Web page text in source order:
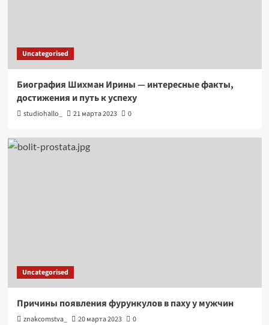
Uncategorised
Биография Шихман Ирины — интересные факты,
достижения и путь к успеху
studiohallo_ 21 марта 2023 0
Uncategorised
Причины появления фурункулов в паху у мужчин
znakcomstva_ 20 марта 2023 0